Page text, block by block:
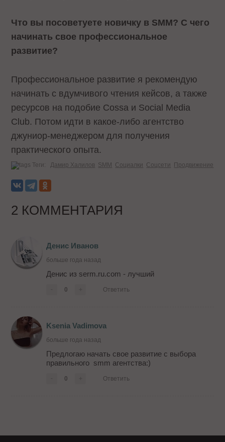
Что вы посоветуете новичку в SMM? C чего
начинать свое профессиональное
развитие?
Профессиональное развитие я рекомендую
начинать с вдумчивого чтения кейсов, а также
ресурсов на подобие Cossa и Social Media
Club. Потом идти в какое-либо агентство
джуниор-менеджером для получения
практического опыта.
Теги: Дамир Халилов SMM Социалки Соцсети Продвижение
2 КОММЕНТАРИЯ
Денис Иванов
больше года назад
Денис из serm.ru.com - лучший
0 Ответить
Ksenia Vadimova
больше года назад
Предлогаю начать свое развитие с выбора
правильного smm агентства:)
0 Ответить